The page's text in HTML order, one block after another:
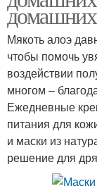
Мякоть алоэ
чтобы помочь
воздействии
многом –
Ежедневные
питания для
и маски из
решение для